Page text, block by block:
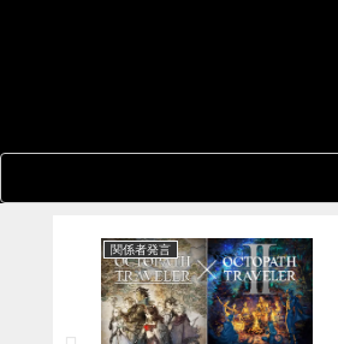
関係者発言